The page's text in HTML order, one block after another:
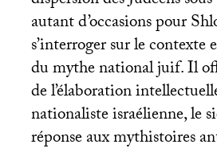
autant d’occasions pour
s’interroger sur le contexte
du mythe national juif. Il
de l’élaboration
nationaliste israélienne, le
réponse aux mythistoires